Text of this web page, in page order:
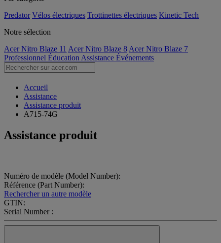
Predator Vélos électriques Trottinettes électriques Kinetic Tech
Notre sélection
Acer Nitro Blaze 11 Acer Nitro Blaze 8 Acer Nitro Blaze 7
Professionnel Éducation Assistance Événements
Accueil
Assistance
Assistance produit
A715-74G
Assistance produit
Numéro de modèle (Model Number):
Référence (Part Number):
Rechercher un autre modèle
GTIN:
Serial Number :